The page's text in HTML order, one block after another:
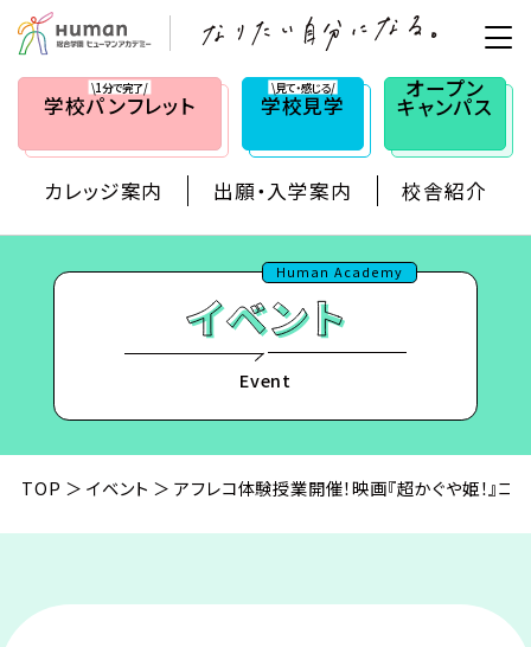
\1分で完了/
学校パンフレット
\見て・感じる/
学校見学
オープン
キャンパス
カレッジ案内 出願・入学案内 校舎紹介
Human Academy
Event
TOP イベント アフレコ体験授業開催！映画『超かぐや姫！』コ